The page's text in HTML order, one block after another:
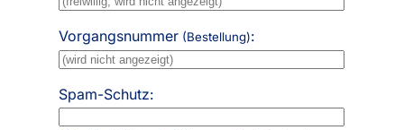
Vorgangsnummer (Bestellung):
Spam-Schutz: